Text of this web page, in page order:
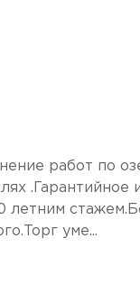
работ по
.Гарантийное
уме...